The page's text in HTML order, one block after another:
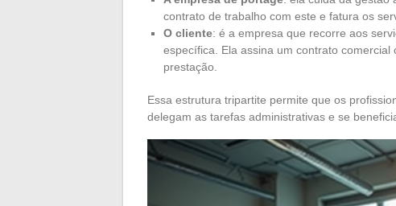
contrato de trabalho com este e fatura os
O cliente: é a empresa que recorre aos
específica. Ela assina um contrato
prestação.
Essa estrutura tripartite permite que os
delegam as tarefas administrativas e se